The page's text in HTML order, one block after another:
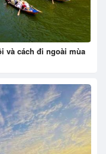
và cách đi ngoài mùa